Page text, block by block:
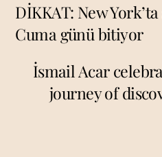
DİKKAT: New
Cuma günü bitiyor
İsmail Acar
journey of